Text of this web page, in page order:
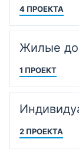
4 ПРОЕКТА
Жилые
1 ПРОЕКТ
2 ПРОЕКТА